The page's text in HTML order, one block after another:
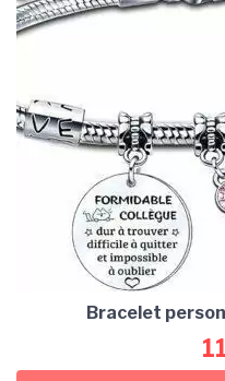
Bracelet